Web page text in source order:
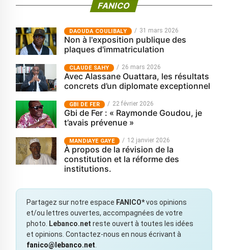
FANICO
‎DAOUDA COULIBALY 31 mars 2026
Non à l'exposition publique des
plaques d'immatriculation
CLAUDE SAHY 26 mars 2026
Avec Alassane Ouattara, les résultats
concrets d’un diplomate exceptionnel
GBI DE FER 22 février 2026
Gbi de Fer : « Raymonde Goudou, je
t’avais prévenue »
MANDIAYE GAYE 12 janvier 2026
À propos de la révision de la
constitution et la réforme des
institutions.
Partagez sur notre espace FANICO*vos opinions
et/ou lettres ouvertes, accompagnées de votre
photo.
Lebanco.net reste ouvert à toutes les idées
et opinions. Contactez-nous en nous écrivant à
fanico@lebanco.net